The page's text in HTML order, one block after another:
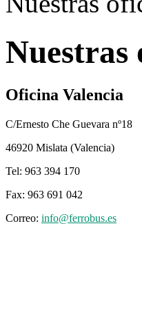
Nuestras
Oficina Valencia
C/Ernesto Che Guevara nº18
46920 Mislata (Valencia)
Tel: 963 394 170
Fax: 963 691 042
Correo: info@ferrobus.es